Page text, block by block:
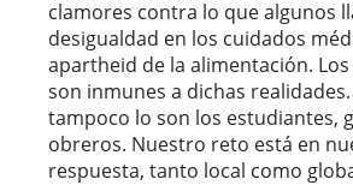
clamores contra lo que algunos
desigualdad en los cuidados
apartheid de la alimentación.
son inmunes a dichas
tampoco lo son los estudiantes,
obreros. Nuestro reto está en
respuesta, tanto local como